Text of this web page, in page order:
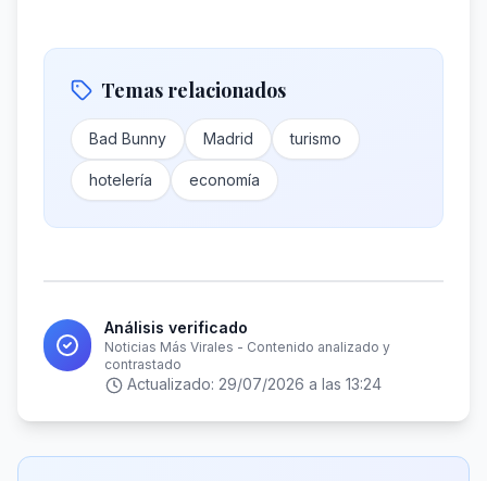
Temas relacionados
Bad Bunny Madrid turismo
hotelería economía
Análisis verificado
Noticias Más Virales - Contenido analizado y
contrastado
Actualizado: 29/07/2026 a las 13:24